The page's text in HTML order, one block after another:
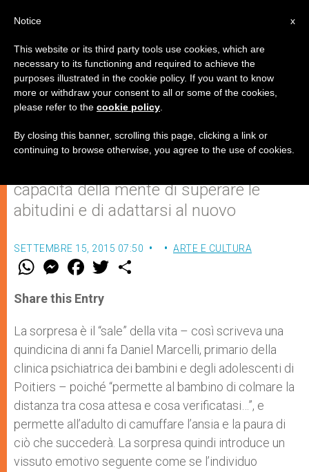
La sorpresa è dietro l'angolo,
anche nello sport
capacità della mente di superare le
abitudini e di adattarsi al nuovo
SETTEMBRE 15, 2015 07:50 ARTE E CULTURA
W
t
s
p
p
M
e
s
e
g
e
r
F
a
e
b
o
k
w
r
Share this Entry
La sorpresa è il “sale” della vita – così scriveva una
quindicina di anni fa Daniel Marcelli, primario della
clinica psichiatrica dei bambini e degli adolescenti di
Poitiers – poiché “permette al bambino di colmare la
distanza tra cosa attesa e cosa verificatasi…”, e
permette all’adulto di camuffare l’ansia e la paura di
ciò che succederà. La sorpresa quindi introduce un
vissuto emotivo seguente come se l’individuo
x
Notice
This website or its third party tools use cookies, which are
necessary to its functioning and required to achieve the
purposes illustrated in the cookie policy. If you want to know
more or withdraw your consent to all or some of the cookies,
please refer to the cookie policy
By closing this banner, scrolling this page, clicking a link or
continuing to browse otherwise, you agree to the use of cookies.